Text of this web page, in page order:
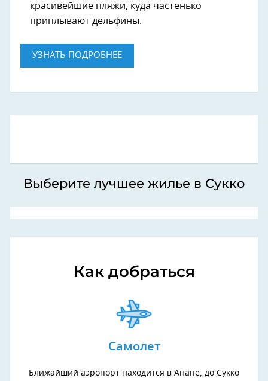
красивейшие пляжи, куда частенько
приплывают дельфины.
УЗНАТЬ ПОДРОБНЕЕ
Выберите лучшее жилье в Сукко
Как добраться
Самолет
Ближайший аэропорт находится в Анапе, до Сукко